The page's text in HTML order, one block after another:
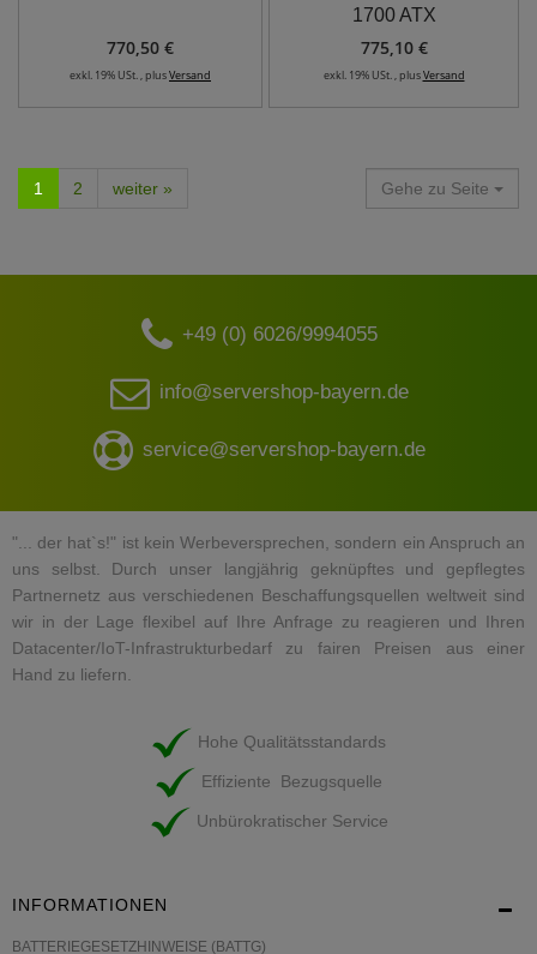
770,50 €
exkl. 19% USt. , plusVersand
1700 ATX
775,10 €
exkl. 19% USt. , plusVersand
1 2 weiter » Gehe zu Seite
+49 (0) 6026/9994055
info@servershop-bayern.de
service@servershop-bayern.de
"... der hat`s!" ist kein Werbeversprechen, sondern ein Anspruch an
uns selbst. Durch unser langjährig geknüpftes und gepflegtes
Partnernetz aus verschiedenen Beschaffungsquellen weltweit sind
wir in der Lage flexibel auf Ihre Anfrage zu reagieren und Ihren
Datacenter/IoT-Infrastrukturbedarf zu fairen Preisen aus einer
Hand zu liefern.
Hohe Qualitätsstandards
Effiziente Bezugsquelle
Unbürokratischer Service
INFORMATIONEN
BATTERIEGESETZHINWEISE (BATTG)